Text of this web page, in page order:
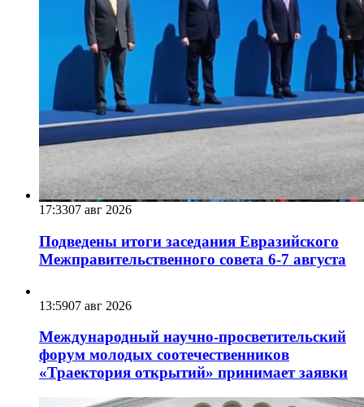
17:3307 авг 2026
Подведены итоги заседания Евразийского
Межправительственного совета 6-7 августа
13:5907 авг 2026
Международный научно-просветительский
форум молодых соотечественников
«Траектория открытий» принимает заявки